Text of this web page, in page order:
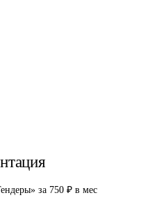
за 750 ₽ в мес